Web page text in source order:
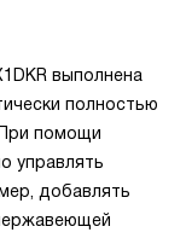
выполнена
полностью
помощи
управлять
добавлять